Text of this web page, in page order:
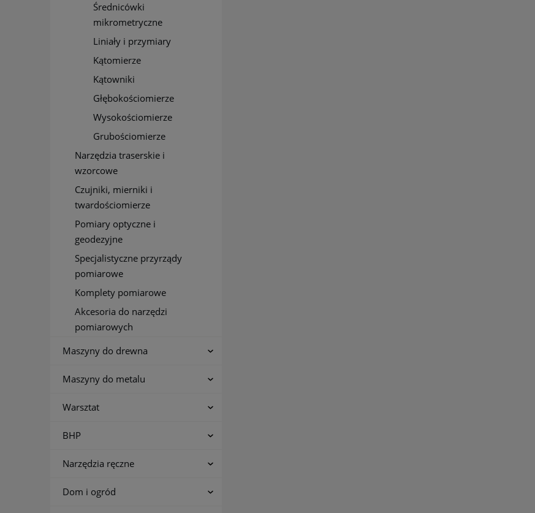
Średnicówki
mikrometryczne
Liniały i przymiary
Kątomierze
Kątowniki
Głębokościomierze
Wysokościomierze
Grubościomierze
Narzędzia traserskie i
wzorcowe
Czujniki, mierniki i
twardościomierze
Pomiary optyczne i
geodezyjne
Specjalistyczne przyrządy
pomiarowe
Komplety pomiarowe
Akcesoria do narzędzi
pomiarowych
Maszyny do drewna
Maszyny do metalu
Warsztat
BHP
Narzędzia ręczne
Dom i ogród